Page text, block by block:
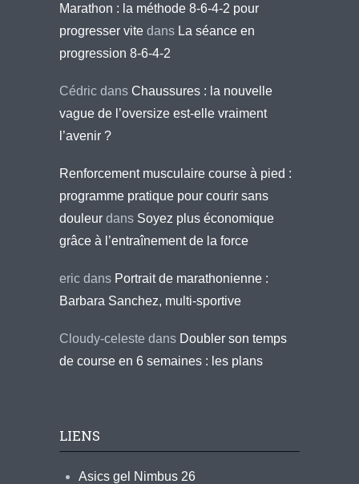
Marathon : la méthode 8-6-4-2 pour
progresser vite dans La séance en
progression 8-6-4-2
Cédric dans Chaussures : la nouvelle
vague de l’oversize est-elle vraiment
l’avenir ?
Renforcement musculaire course à pied :
programme pratique pour courir sans
douleur dans Soyez plus économique
grâce à l’entraînement de la force
eric dans Portrait de marathonienne :
Barbara Sanchez, multi-sportive
Cloudy-celeste dans Doubler son temps
de course en 6 semaines : les plans
LIENS
Asics gel Nimbus 26